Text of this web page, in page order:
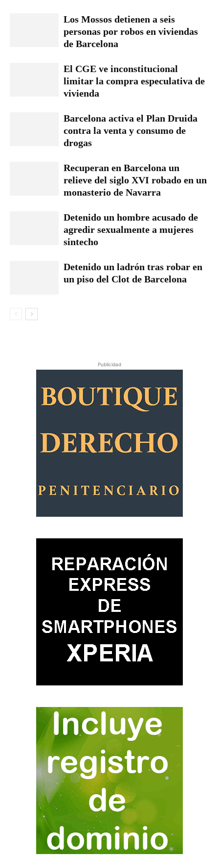
Los Mossos detienen a seis
personas por robos en viviendas
de Barcelona
El CGE ve inconstitucional
limitar la compra especulativa de
vivienda
Barcelona activa el Plan Druida
contra la venta y consumo de
drogas
Recuperan en Barcelona un
relieve del siglo XVI robado en un
monasterio de Navarra
Detenido un hombre acusado de
agredir sexualmente a mujeres
sintecho
Detenido un ladrón tras robar en
un piso del Clot de Barcelona
Publicidad